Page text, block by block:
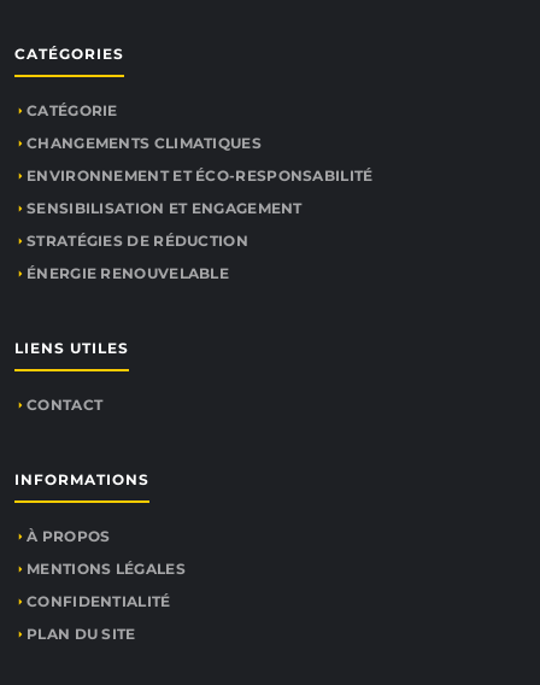
CATÉGORIES
CATÉGORIE
CHANGEMENTS CLIMATIQUES
ENVIRONNEMENT ET ÉCO-RESPONSABILITÉ
SENSIBILISATION ET ENGAGEMENT
STRATÉGIES DE RÉDUCTION
ÉNERGIE RENOUVELABLE
LIENS UTILES
CONTACT
INFORMATIONS
À PROPOS
MENTIONS LÉGALES
CONFIDENTIALITÉ
PLAN DU SITE